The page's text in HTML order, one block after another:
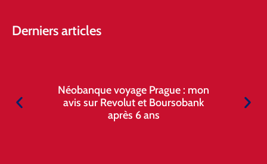
Derniers articles
Néobanque voyage Prague : mon
avis sur Revolut et Boursobank
après 6 ans